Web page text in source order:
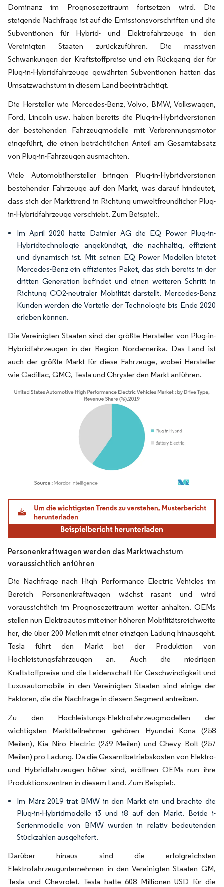
Dominanz im Prognosezeitraum fortsetzen wird. Die
steigende Nachfrage ist auf die Emissionsvorschriften und die
Subventionen für Hybrid- und Elektrofahrzeuge in den
Vereinigten Staaten zurückzuführen. Die massiven
Schwankungen der Kraftstoffpreise und ein Rückgang der für
Plug-in-Hybridfahrzeuge gewährten Subventionen hatten das
Umsatzwachstum in diesem Land beeinträchtigt.
Die Hersteller wie Mercedes-Benz, Volvo, BMW, Volkswagen,
Ford, Lincoln usw. haben bereits die Plug-in-Hybridversionen
der bestehenden Fahrzeugmodelle mit Verbrennungsmotor
eingeführt, die einen beträchtlichen Anteil am Gesamtabsatz
von Plug-in-Fahrzeugen ausmachten.
Viele Automobilhersteller bringen Plug-in-Hybridversionen
bestehender Fahrzeuge auf den Markt, was darauf hindeutet,
dass sich der Markttrend in Richtung umweltfreundlicher Plug-
in-Hybridfahrzeuge verschiebt. Zum Beispiel:.
Im April 2020 hatte Daimler AG die EQ Power Plug-in-
Hybridtechnologie angekündigt, die nachhaltig, effizient
und dynamisch ist. Mit seinen EQ Power Modellen bietet
Mercedes-Benz ein effizientes Paket, das sich bereits in der
dritten Generation befindet und einen weiteren Schritt in
Richtung CO2-neutraler Mobilität darstellt. Mercedes-Benz
Kunden werden die Vorteile der Technologie bis Ende 2020
erleben können.
Die Vereinigten Staaten sind der größte Hersteller von Plug-in-
Hybridfahrzeugen in der Region Nordamerika. Das Land ist
auch der größte Markt für diese Fahrzeuge, wobei Hersteller
wie Cadillac, GMC, Tesla und Chrysler den Markt anführen.
Bild © Mordor Intelligence. Wiederverwendung erfordert Namensnennung gemäß
Personenkraftwagen werden das Marktwachstum
voraussichtlich anführen
Die Nachfrage nach High Performance Electric Vehicles im
Bereich Personenkraftwagen wächst rasant und wird
voraussichtlich im Prognosezeitraum weiter anhalten. OEMs
stellen nun Elektroautos mit einer höheren Mobilitätsreichweite
her, die über 200 Meilen mit einer einzigen Ladung hinausgeht.
Tesla führt den Markt bei der Produktion von
Hochleistungsfahrzeugen an. Auch die niedrigen
Kraftstoffpreise und die Leidenschaft für Geschwindigkeit und
Luxusautomobile in den Vereinigten Staaten sind einige der
Faktoren, die die Nachfrage in diesem Segment antreiben.
Zu den Hochleistungs-Elektrofahrzeugmodellen der
wichtigsten Marktteilnehmer gehören Hyundai Kona (258
Meilen), Kia Niro Electric (239 Meilen) und Chevy Bolt (257
Meilen) pro Ladung. Da die Gesamtbetriebskosten von Elektro-
und Hybridfahrzeugen höher sind, eröffnen OEMs nun ihre
Produktionszentren in diesem Land. Zum Beispiel:.
Im März 2019 trat BMW in den Markt ein und brachte die
Plug-in-Hybridmodelle i3 und i8 auf den Markt. Beide i-
Serienmodelle von BMW wurden in relativ bedeutenden
Stückzahlen ausgeliefert.
Darüber hinaus sind die erfolgreichsten
Elektrofahrzeugunternehmen in den Vereinigten Staaten GM,
Tesla und Chevrolet. Tesla hatte 608 Millionen USD für die